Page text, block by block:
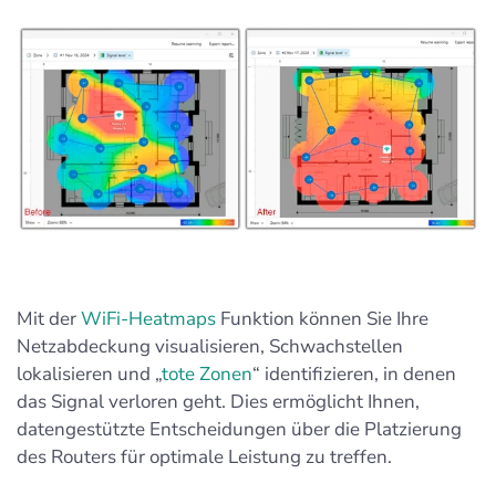
Mit derWiFi-Heatmaps Funktion können Sie Ihre
Netzabdeckung visualisieren, Schwachstellen
lokalisieren und „tote Zonen“ identifizieren, in denen
das Signal verloren geht. Dies ermöglicht Ihnen,
datengestützte Entscheidungen über die Platzierung
des Routers für optimale Leistung zu treffen.